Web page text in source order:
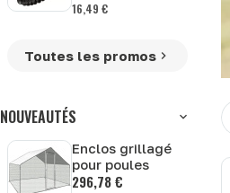
16,49 €
Toutes les promos
NOUVEAUTÉS
Enclos grillagé
pour poules
296,78 €